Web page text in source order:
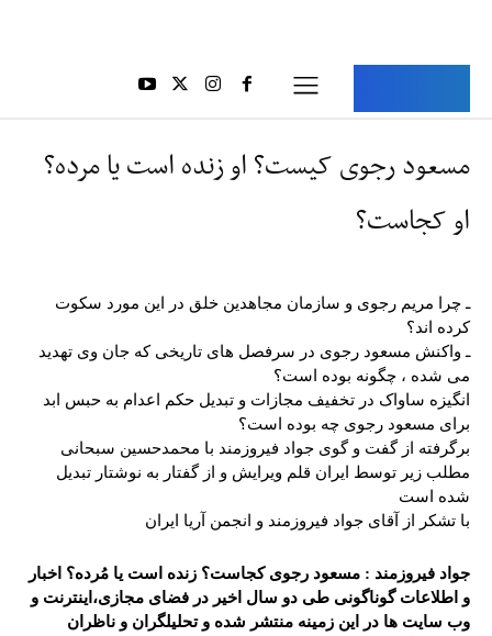
مسعود رجوی کیست؟ او زنده است یا مرده؟
او کجاست؟
ـ چرا مریم رجوی و سازمان مجاهدین خلق در این مورد سکوت
کرده اند؟
ـ واکنش مسعود رجوی در سرفصل های تاریخی که جان وی تهدید
می شده ، چگونه بوده است؟
انگیزه ساواک در تخفیف مجازات و تبدیل حکم اعدام به حبس ابد
برای مسعود رجوی چه بوده است؟
برگرفته از گفت و گوی جواد فیروزمند با محمدحسین سبحانی
مطلب زیر توسط ایران قلم ویرایش و از گفتار به نوشتار تبدیل
شده است
با تشکر از آقای جواد فیروزمند و انجمن آریا ایران
جواد فیروزمند : مسعود رجوی کجاست؟ زنده است یا مُرده؟ اخبار
و اطلاعات گوناگونی طی دو سال اخیر در فضای مجازی،اینترنت و
وب سایت ها در این زمینه منتشر شده و تحلیلگران و ناظران